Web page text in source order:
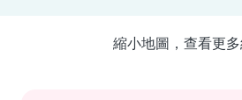
縮小地圖，查看更多